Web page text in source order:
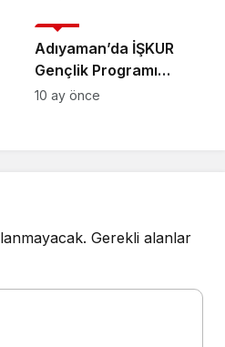
Adıyaman’da İŞKUR
Gençlik Programı
başlıyor: 819 öğrenci
10 ay önce
Gerekli alanlar